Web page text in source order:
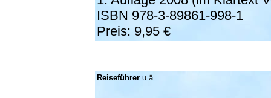
ISBN 978-3-89861-998-1
Preis: 9,95 €
Reiseführer u.ä.